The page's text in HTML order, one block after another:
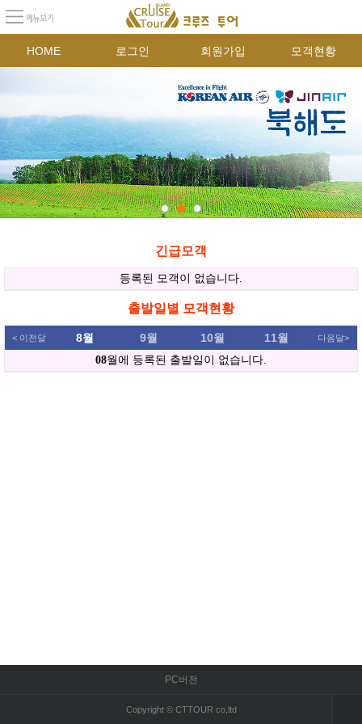
HOME 로그인 회원가입 모객현황
긴급모객
출발일별 모객현황
PC버전
Copyright © CTTOUR co,ltd